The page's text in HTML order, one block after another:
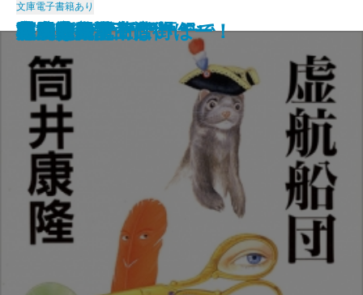
本を読む女
魔術はささやく
クラインの壺
ベルリン飛行指令
こんなふうに死にたい
どんぐり民話館
賊将
夢のように日は過ぎて
マキアヴェッリ語録
与之助の花
文庫電子書籍あり
虚航船団
井上成美
海馬
村上朝日堂 はいほー！
本居宣長〔上〕
本居宣長〔下〕
高円寺純情商店街
原っぱ
風雲海南記
状況曲線〔上〕